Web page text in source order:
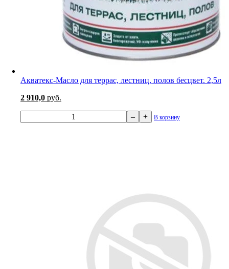
Акватекс-Масло для террас, лестниц, полов бесцвет. 2,5л
2 910,0 руб.
– + В корзину